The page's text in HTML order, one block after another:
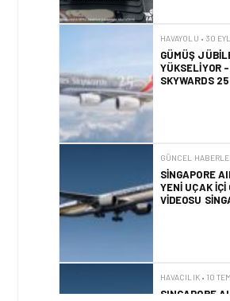
HAVAYOLU • 30
GÜMÜŞ
YÜKSELIYOR
SKYWARDS
GÜNCEL
SINGAPORE
YENI UÇAK İÇI
VIDEOSU
HAVACILIK • 10
SINGAPORE